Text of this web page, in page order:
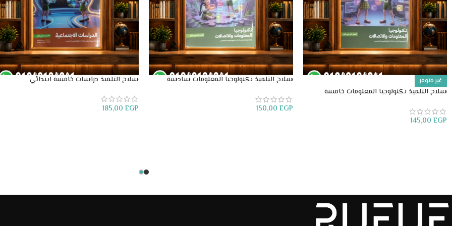
غير متوفر
سلاح التلميذ تكنولوجيا المعلومات خامسة
145,00 EGP
سلاح التلميذ تكنولوجيا المعلومات سادسة
150,00 EGP
سلاح التلميذ دراسات خامسة ابتدائي
185,00 EGP